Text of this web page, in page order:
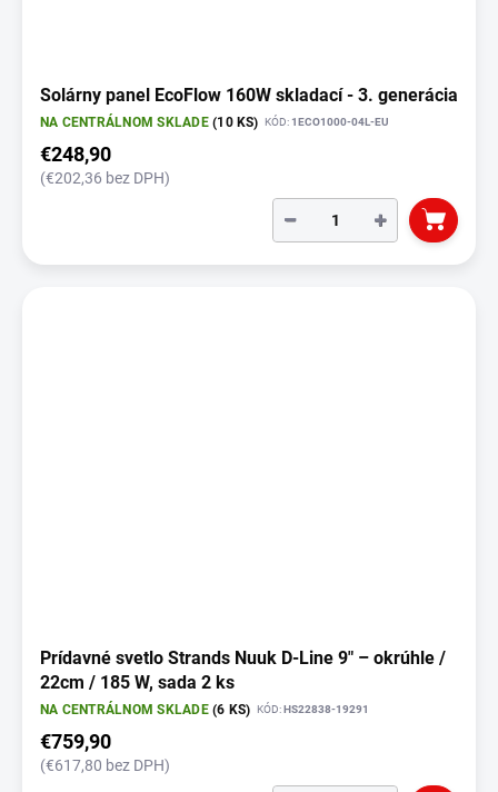
Solárny panel EcoFlow 160W skladací - 3. generácia
NA CENTRÁLNOM SKLADE(10 KS) KÓD:1ECO1000-04L-EU
€248,90
(€202,36 bez DPH)
+
−
Prídavné svetlo Strands Nuuk D-Line 9" – okrúhle /
22cm / 185 W, sada 2 ks
NA CENTRÁLNOM SKLADE(6 KS) KÓD:HS22838-19291
€759,90
(€617,80 bez DPH)